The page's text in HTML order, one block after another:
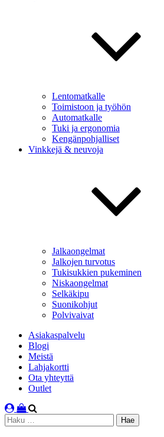
Lentomatkalle
Toimistoon ja työhön
Automatkalle
Tuki ja ergonomia
Kengänpohjalliset
Vinkkejä & neuvoja
Jalkaongelmat
Jalkojen turvotus
Tukisukkien pukeminen
Niskaongelmat
Selkäkipu
Suonikohjut
Polvivaivat
Asiakaspalvelu
Blogi
Meistä
Lahjakortti
Ota yhteyttä
Outlet
Haku: